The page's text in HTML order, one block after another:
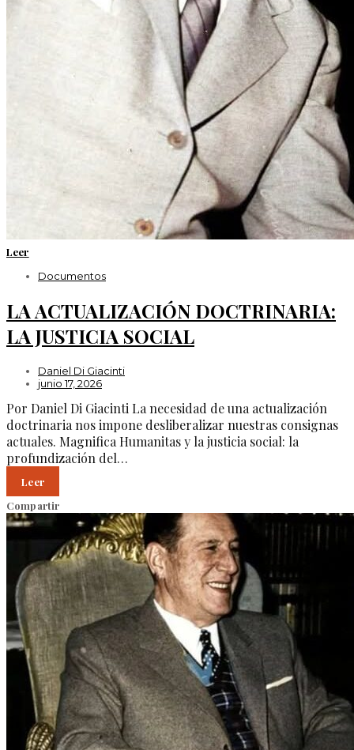
Leer
Documentos
LA ACTUALIZACIÓN DOCTRINARIA:
LA JUSTICIA SOCIAL
Daniel Di Giacinti
junio 17, 2026
Por Daniel Di Giacinti La necesidad de una actualización
doctrinaria nos impone desliberalizar nuestras consignas
actuales. Magnifica Humanitas y la justicia social: la
profundización del…
Leer
Compartir